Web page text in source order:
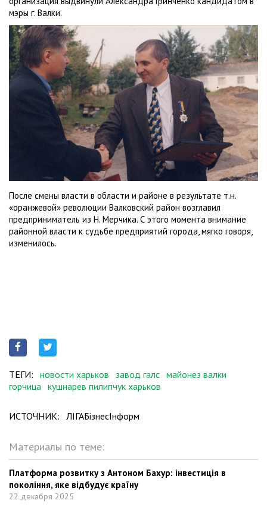
мэры г. Валки.
После смены власти в области и районе в результате т.н.
«оранжевой» революции Валковский район возглавил
предприниматель из Н. Мерчика. С этого момента внимание
районной власти к судьбе предприятий города, мягко говоря,
изменилось.
ТЕГИ: новости харьков завод галс майонез валки
горчица кушнарев пилипчук харьков
ИСТОЧНИК: ЛІГАБізнесІнформ
Материалы по теме:
Платформа розвитку з Антоном Бахур: інвестиція в
покоління, яке відбудує країну
22 декабря 2025